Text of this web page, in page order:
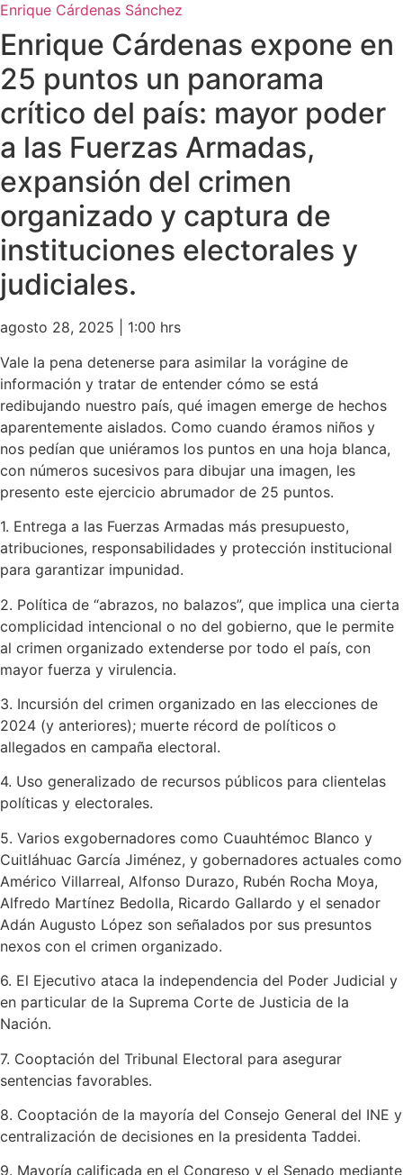
Enrique Cárdenas Sánchez
Enrique Cárdenas expone en
25 puntos un panorama
crítico del país: mayor poder
a las Fuerzas Armadas,
expansión del crimen
organizado y captura de
instituciones electorales y
judiciales.
agosto 28, 2025 | 1:00 hrs
Vale la pena detenerse para asimilar la vorágine de
información y tratar de entender cómo se está
redibujando nuestro país, qué imagen emerge de hechos
aparentemente aislados. Como cuando éramos niños y
nos pedían que uniéramos los puntos en una hoja blanca,
con números sucesivos para dibujar una imagen, les
presento este ejercicio abrumador de 25 puntos.
1. Entrega a las Fuerzas Armadas más presupuesto,
atribuciones, responsabilidades y protección institucional
para garantizar impunidad.
2. Política de “abrazos, no balazos”, que implica una cierta
complicidad intencional o no del gobierno, que le permite
al crimen organizado extenderse por todo el país, con
mayor fuerza y virulencia.
3. Incursión del crimen organizado en las elecciones de
2024 (y anteriores); muerte récord de políticos o
allegados en campaña electoral.
4. Uso generalizado de recursos públicos para clientelas
políticas y electorales.
5. Varios exgobernadores como Cuauhtémoc Blanco y
Cuitláhuac García Jiménez, y gobernadores actuales como
Américo Villarreal, Alfonso Durazo, Rubén Rocha Moya,
Alfredo Martínez Bedolla, Ricardo Gallardo y el senador
Adán Augusto López son señalados por sus presuntos
nexos con el crimen organizado.
6. El Ejecutivo ataca la independencia del Poder Judicial y
en particular de la Suprema Corte de Justicia de la
Nación.
7. Cooptación del Tribunal Electoral para asegurar
sentencias favorables.
8. Cooptación de la mayoría del Consejo General del INE y
centralización de decisiones en la presidenta Taddei.
9. Mayoría calificada en el Congreso y el Senado mediante